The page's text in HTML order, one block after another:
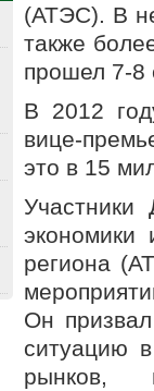
(АТЭС). В
также
прошел 7-8
В 2012
вице-
это в 15
Участники
экономики
региона
Он
ситуацию
рынков,